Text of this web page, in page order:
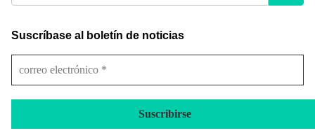
Suscríbase al boletín de noticias